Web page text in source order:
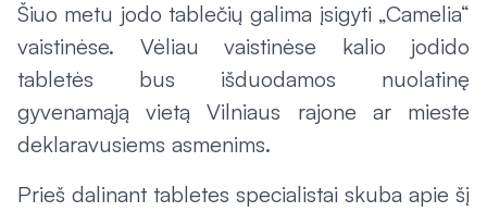
Šiuo metu jodo tablečių galima įsigyti „Camelia“
vaistinėse. Vėliau vaistinėse kalio jodido
tabletės bus išduodamos nuolatinę
gyvenamąją vietą Vilniaus rajone ar mieste
deklaravusiems asmenims.
Prieš dalinant tabletes specialistai skuba apie šį